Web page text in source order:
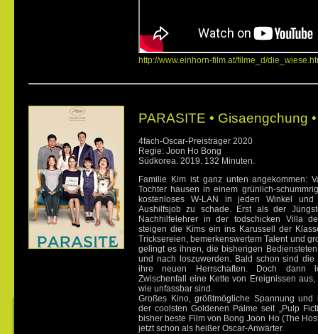
http://www.einhorn-film.at/filme_d/
PARASITE • Gisaengchung
4fach-Oscar-Preisträger 2020
Regie: Joon Ho Bong
Südkorea. 2019. 132 Minuten.
Familie Kim ist ganz unten angekommen:
Tochter hausen in einem grünlich-
kostenloses W-LAN in jeden Winkel
Aushilfsjob zu schade. Erst als der
Nachhilfelehrer in der todschicken Villa
steigen die Kims ein ins Karussell der
Tricksereien, bemerkenswertem Talent und
gelingt es ihnen, die bisherigen
und nach loszuwerden. Bald schon sind die
ihre neuen Herrschaften. Doch dann
Zwischenfall eine Kette von Ereignissen
wie unfassbar sind.
Großes Kino, größtmögliche Spannung
der coolsten Goldenen Palme seit „Pulp
bisher beste Film von Bong Joon Ho (The
jetzt schon als heißer Oscar-Anwärter.